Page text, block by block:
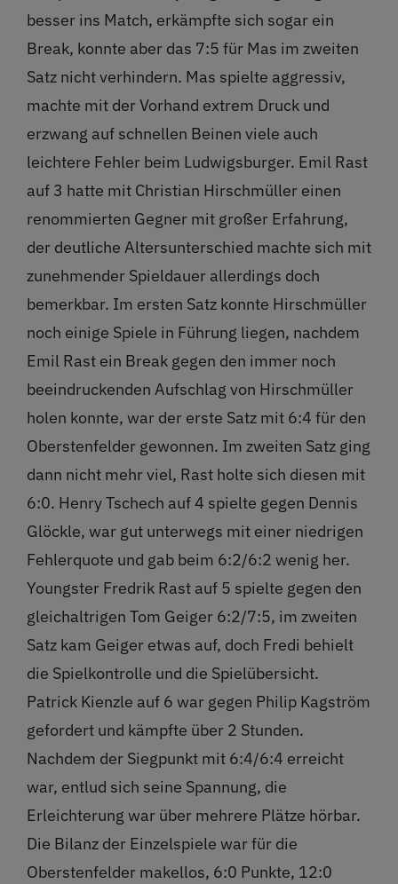
besser ins Match, erkämpfte sich sogar ein
Break, konnte aber das 7:5 für Mas im zweiten
Satz nicht verhindern. Mas spielte aggressiv,
machte mit der Vorhand extrem Druck und
erzwang auf schnellen Beinen viele auch
leichtere Fehler beim Ludwigsburger. Emil Rast
auf 3 hatte mit Christian Hirschmüller einen
renommierten Gegner mit großer Erfahrung,
der deutliche Altersunterschied machte sich mit
zunehmender Spieldauer allerdings doch
bemerkbar. Im ersten Satz konnte Hirschmüller
noch einige Spiele in Führung liegen, nachdem
Emil Rast ein Break gegen den immer noch
beeindruckenden Aufschlag von Hirschmüller
holen konnte, war der erste Satz mit 6:4 für den
Oberstenfelder gewonnen. Im zweiten Satz ging
dann nicht mehr viel, Rast holte sich diesen mit
6:0. Henry Tschech auf 4 spielte gegen Dennis
Glöckle, war gut unterwegs mit einer niedrigen
Fehlerquote und gab beim 6:2/6:2 wenig her.
Youngster Fredrik Rast auf 5 spielte gegen den
gleichaltrigen Tom Geiger 6:2/7:5, im zweiten
Satz kam Geiger etwas auf, doch Fredi behielt
die Spielkontrolle und die Spielübersicht.
Patrick Kienzle auf 6 war gegen Philip Kagström
gefordert und kämpfte über 2 Stunden.
Nachdem der Siegpunkt mit 6:4/6:4 erreicht
war, entlud sich seine Spannung, die
Erleichterung war über mehrere Plätze hörbar.
Die Bilanz der Einzelspiele war für die
Oberstenfelder makellos, 6:0 Punkte, 12:0